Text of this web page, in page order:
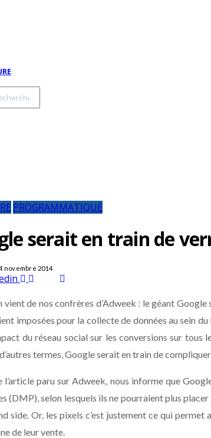
PROGRAMMATIQUE
serait en train de
novembre 2014
vient de nos confrères d’Adweek : le géant
imposées pour la collecte de données au sein
du réseau social sur les conversions sur
termes, Google serait en train de
l’article paru sur Adweek, nous informe que
(DMP), selon lesquels ils ne pourraient plus
side. Or, les pixels c’est justement ce qui
de leur vente.